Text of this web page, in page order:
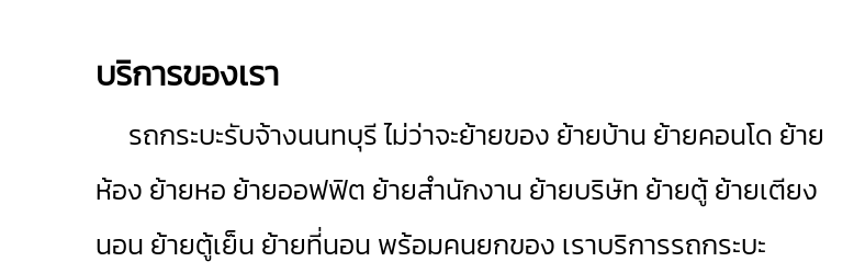
บริการของเรา
รถกระบะรับจ้างนนทบุรีไม่ว่าจะย้ายของ ย้ายบ้าน ย้ายคอนโด ย้าย
ห้อง ย้ายหอ ย้ายออฟฟิต ย้ายสำนักงาน ย้ายบริษัท ย้ายตู้ ย้ายเตียง
นอน ย้ายตู้เย็น ย้ายที่นอน พร้อมคนยกของ เราบริการรถกระบะ